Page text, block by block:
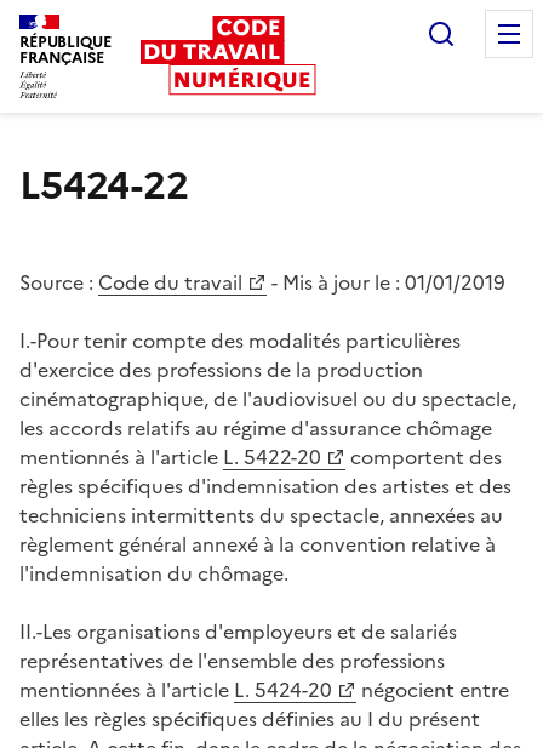
RÉPUBLIQUE
FRANÇAISE
L5424-22
Source : Code du travail - Mis à jour le : 01/01/2019
I.-Pour tenir compte des modalités particulières
d'exercice des professions de la production
cinématographique, de l'audiovisuel ou du spectacle,
les accords relatifs au régime d'assurance chômage
mentionnés à l'article L. 5422-20
comportent des
règles spécifiques d'indemnisation des artistes et des
techniciens intermittents du spectacle, annexées au
règlement général annexé à la convention relative à
l'indemnisation du chômage.
II.-Les organisations d'employeurs et de salariés
représentatives de l'ensemble des professions
mentionnées à l'article L. 5424-20
négocient entre
elles les règles spécifiques définies au I du présent